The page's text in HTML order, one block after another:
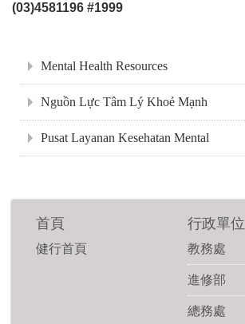
(03)4581196 #1999
Mental Health Resources
Nguồn Lực Tâm Lý Khoẻ Mạnh
Pusat Layanan Kesehatan Mental
首頁
健行首頁
行政單位
教務處
進修部
總務處